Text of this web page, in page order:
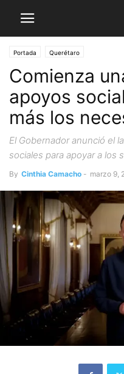
Portada Querétaro
Comienza
apoyos
más los
El Gobernador anunció el
sociales para apoyar a los
By Cinthia Camacho - marzo 9,